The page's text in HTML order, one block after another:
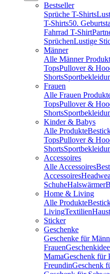
Bestseller
Sprüche T-Shirts
T-Shirts50.
Fahrrad T-Shirt
SprüchenLustige
Männer
Alle Männer
TopsPullover &
Shorts
Frauen
Alle Frauen
TopsPullover &
Shorts
Kinder & Babys
Alle Produkte
TopsPullover &
Shorts
Accessoires
Alle Accessoires
Accessoires
SchuheHalswärmer
Home & Living
Alle Produkte
LivingTextilien
Sticker
Geschenke
Geschenke für
Frauen
MamaGeschenk für
FreundinGeschenk